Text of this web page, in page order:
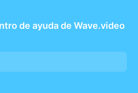
de ayuda de Wave.video